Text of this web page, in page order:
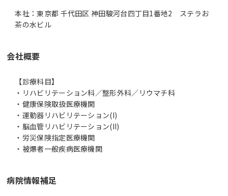
本社：東京都 千代田区 神田駿河台四丁目1番地2 ステラお
茶の水ビル
会社概要
【診療科目】
・リハビリテーション科／整形外科／リウマチ科
・健康保険取扱医療機関
・運動器リハビリテーション(I)
・脳血管リハビリテーション(II)
・労災保険指定医療機関
・被爆者一般疾病医療機関
病院情報補足